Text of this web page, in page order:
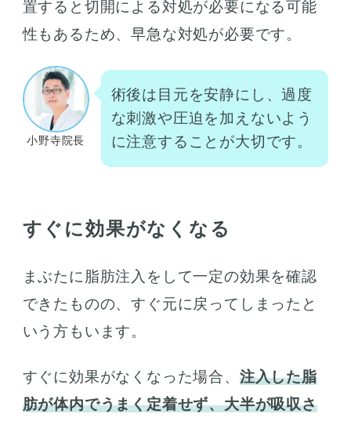
置すると切開による対処が必要になる可能
性もあるため、早急な対処が必要です。
小野寺院長
術後は目元を安静にし、過度
な刺激や圧迫を加えないよう
に注意することが大切です。
すぐに効果がなくなる
まぶたに脂肪注入をして一定の効果を確認
できたものの、すぐ元に戻ってしまったと
いう方もいます。
すぐに効果がなくなった場合、 注入した脂
肪が体内でうまく定着せず、大半が吸収さ